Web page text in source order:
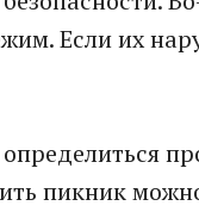
Если их
пикник